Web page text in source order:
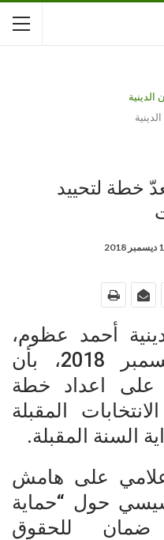
خطة لتحييد
أحمد عظوم،
اليوم الإثنين 17 ديسمبر 2018، بأن
على اعداد خطة
المقبلة
السنة المقبلة.
على هامش
حول “حماية
ضمان للحقوق